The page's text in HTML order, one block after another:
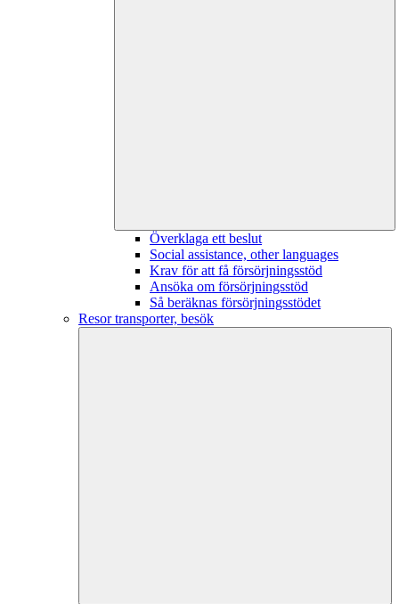
Överklaga ett beslut
Social assistance, other languages
Krav för att få försörjningsstöd
Ansöka om försörjningsstöd
Så beräknas försörjningsstödet
Resor transporter, besök